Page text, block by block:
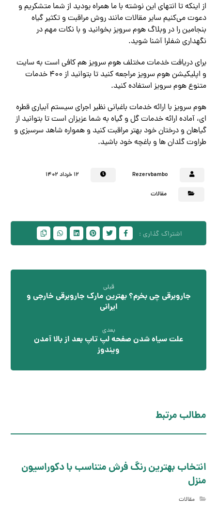
از اینکه تا انتهای این نوشته با ما همراه بودید از شما متشکریم و
دعوت می‌کنیم سایر مقالات مانند روش مراقبت و تکثیر گیاه
بنجامین را در وبلاگ هوم سرویز بخوانید و با نکات مهم در
نگهداری شفلرا آشنا شوید.
برای دریافت خدمات مختلف هوم سرویز هم کافی است به سایت
و اپلیکیشن هوم سرویز مراجعه کنید تا بتوانید از ۴۰۰ خدمات
متنوع هوم سرویز استفاده کنید.
هوم سرویز با ارائه خدمات باغبانی نظیر اجرای سیستم آبیاری قطره
ای، آماده ارائه خدمات گل و گیاه به شما عزیزان است تا بتوانید از
گیاهان و درختان خود بهتر مراقبت کنید و همواره شاهد سرسبزی و
طراوت گلدان ها و باغچه خود باشید.
Rezervbambo ۱۲ خرداد ۱۴۰۲
مقالات
قبلی
جاروبرقی چی بخرم؟ بهترین مارک جاروبرقی خارجی و
ایرانی
بعدی
علت سیاه شدن صفحه لپ تاپ بعد از بالا آمدن
ویندوز
مطالب مرتبط
انتخاب بهترین رنگ فرش متناسب با دکوراسیون
منزل
مقالات